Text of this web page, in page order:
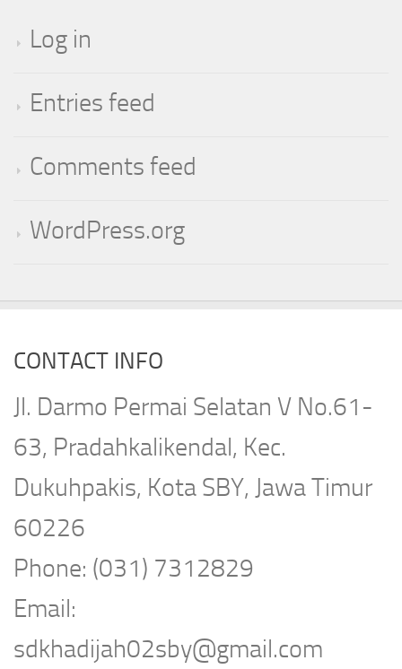
Log in
Entries feed
Comments feed
WordPress.org
CONTACT INFO
Jl. Darmo Permai Selatan V No.61-
63, Pradahkalikendal, Kec.
Dukuhpakis, Kota SBY, Jawa Timur
60226
Phone: (031) 7312829
Email:
sdkhadijah02sby@gmail.com